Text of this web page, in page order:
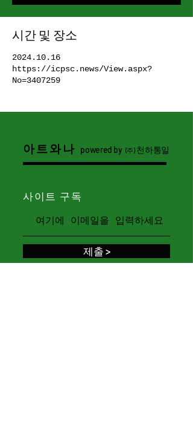
시간 및 장소
2024.10.16
https://icpsc.news/View.aspx?
No=3407259
아트와나 powered by (주)천하통일
사이트 구독
제출 >